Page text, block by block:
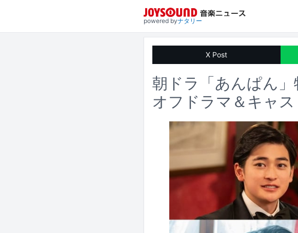
powered byナタリー
X Post
朝ドラ「あんぱん
オフドラマ＆キャ